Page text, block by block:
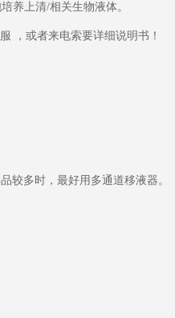
养上清/相关生物液体。
，或者来电索要详细说明书！
较多时，最好用多通道移液器。